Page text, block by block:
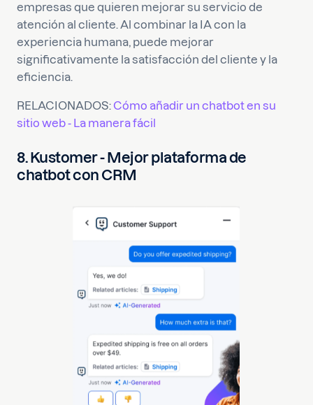
empresas que quieren mejorar su servicio de
atención al cliente. Al combinar la IA con la
experiencia humana, puede mejorar
significativamente la satisfacción del cliente y la
eficiencia.
RELACIONADOS: Cómo añadir un chatbot en su
sitio web - La manera fácil
8. Kustomer - Mejor plataforma de
chatbot con CRM